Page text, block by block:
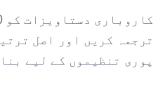
ترجمہ کریں اور اصل
پوری تنظیموں کے لیے